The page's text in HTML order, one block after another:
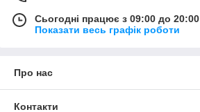
Сьогодні працює з 09:00 до 20:00
Показати весь графік роботи
Про нас
Контакти